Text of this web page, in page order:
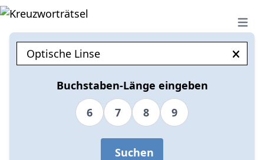
Open
Buchstaben-Länge eingeben
6
7 8 9
Suchen